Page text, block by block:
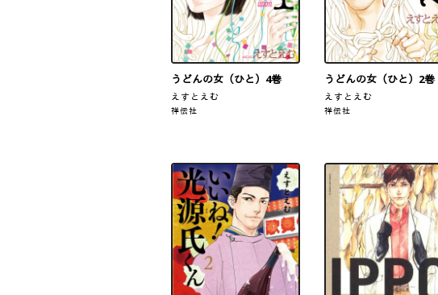
うどんの女（ひと）4巻
えすとえむ
祥伝社
うどんの女（ひと）2巻
えすとえむ
祥伝社